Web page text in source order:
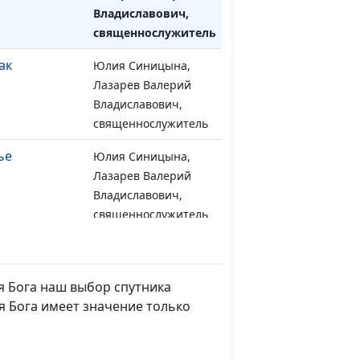
Владиславович,
священнослужитель
Юлия Синицына,
Лазарев Валерий
Владиславович,
священнослужитель
Юлия Синицына,
Лазарев Валерий
Владиславович,
священнослужитель
Лазарев Валерий
Владиславович,
священнослужитель
Божий
Бога наш выбор спутника
имеет значение только